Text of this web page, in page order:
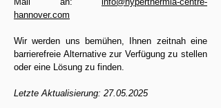
hannover.com
Wir werden uns bemühen, Ihnen zeitnah eine
barrierefreie Alternative zur Verfügung zu stellen
oder eine Lösung zu finden.
Letzte Aktualisierung: 27.05.2025